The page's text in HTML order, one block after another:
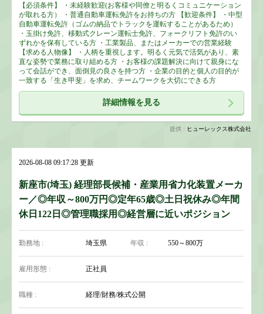
【必須条件】 ・未経験歓迎(お客様や同僚と明るくコミュニケーション
が取れる方） ・普通自動車運転免許をお持ちの方 【歓迎条件】 ・中型
自動車運転免許（ゴムの納品でトラックを運転することがあるため）
・玉掛け免許、移動式クレーン運転士免許、フォークリフト免許のい
ずれかを保有している方 ・工業製品、またはメーカーでの営業経験
【求める人物像】 ・人柄を重視します。明るく元気で活気があり、素
直な姿勢で業務に取り組める方 ・お客様の課題解決に向けて親身にな
って会話ができ、面倒見の良さを持つ方 ・企業の目的と個人の目的が
一致する「生き甲斐」を求め、チームワークを大切にできる方
詳細情報を見る
提供 : ヒューレックス株式会社
2026-08-08 09:17:28 更新
新座市(埼玉) 経理部長候補・産業用省力化装置メーカ
ー／◎年収～800万円◎定年65歳◎土日祝休み◎年間
休日122日◎管理職採用◎経営層に近いポジション
勤務地 : 埼玉県 年収 : 550～800万
雇用形態 : 正社員
職種 : 経理/財務/株式公開